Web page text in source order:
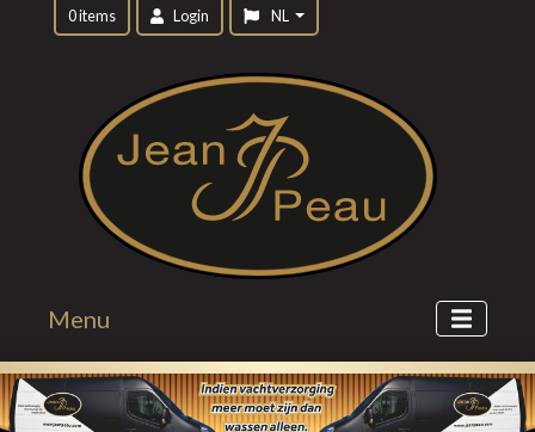
0 items Login NL
Menu